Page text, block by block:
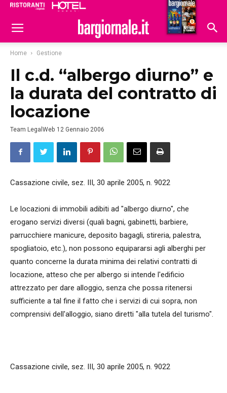
Hoteldomani
Home Gestione
Il c.d. “albergo diurno” e
la durata del contratto di
locazione
Team LegalWeb 12 Gennaio 2006
Cassazione civile, sez. III, 30 aprile 2005, n. 9022
Le locazioni di immobili adibiti ad "albergo diurno", che
erogano servizi diversi (quali bagni, gabinetti, barbiere,
parrucchiere manicure, deposito bagagli, stireria, palestra,
spogliatoio, etc.), non possono equipararsi agli alberghi per
quanto concerne la durata minima dei relativi contratti di
locazione, atteso che per albergo si intende l'edificio
attrezzato per dare alloggio, senza che possa ritenersi
sufficiente a tal fine il fatto che i servizi di cui sopra, non
comprensivi dell'alloggio, siano diretti "alla tutela del turismo".
Cassazione civile, sez. III, 30 aprile 2005, n. 9022